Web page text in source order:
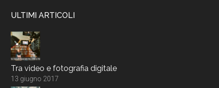
ULTIMI ARTICOLI
Tra video e fotografia digitale
13 giugno 2017